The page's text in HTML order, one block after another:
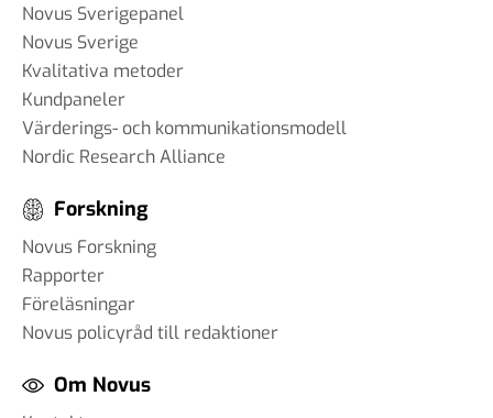
Novus Sverigepanel
Novus Sverige
Kvalitativa metoder
Kundpaneler
Värderings- och kommunikationsmodell
Nordic Research Alliance
Forskning
Novus Forskning
Rapporter
Föreläsningar
Novus policyråd till redaktioner
Om Novus